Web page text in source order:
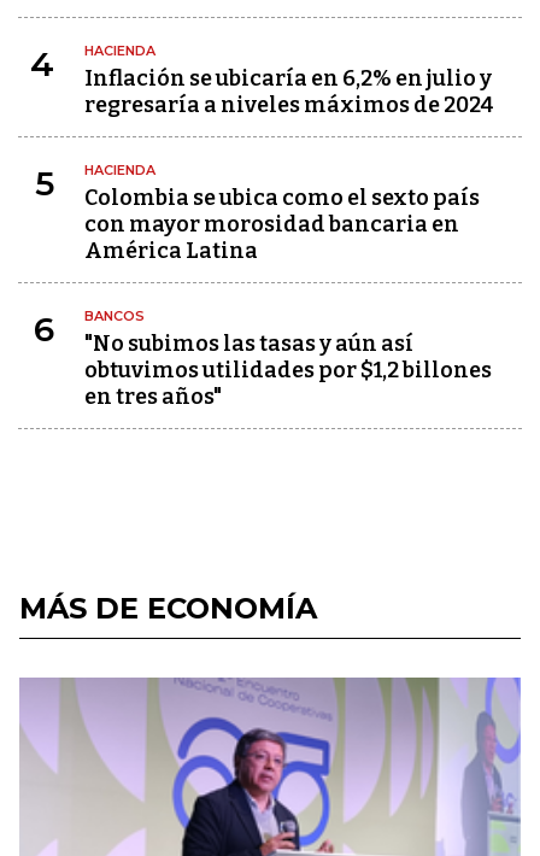
4 HACIENDA
Inflación se ubicaría en 6,2% en julio y
regresaría a niveles máximos de 2024
5 HACIENDA
Colombia se ubica como el sexto país
con mayor morosidad bancaria en
América Latina
6 BANCOS
"No subimos las tasas y aún así
obtuvimos utilidades por $1,2 billones
en tres años"
MÁS DE ECONOMÍA